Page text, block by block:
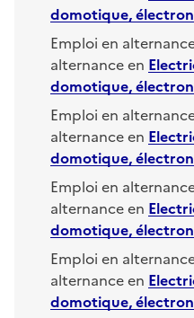
domotique,
Emploi en
alternance en
domotique,
Emploi en
alternance en
domotique,
Emploi en
alternance en
domotique,
Emploi en
alternance en
domotique,